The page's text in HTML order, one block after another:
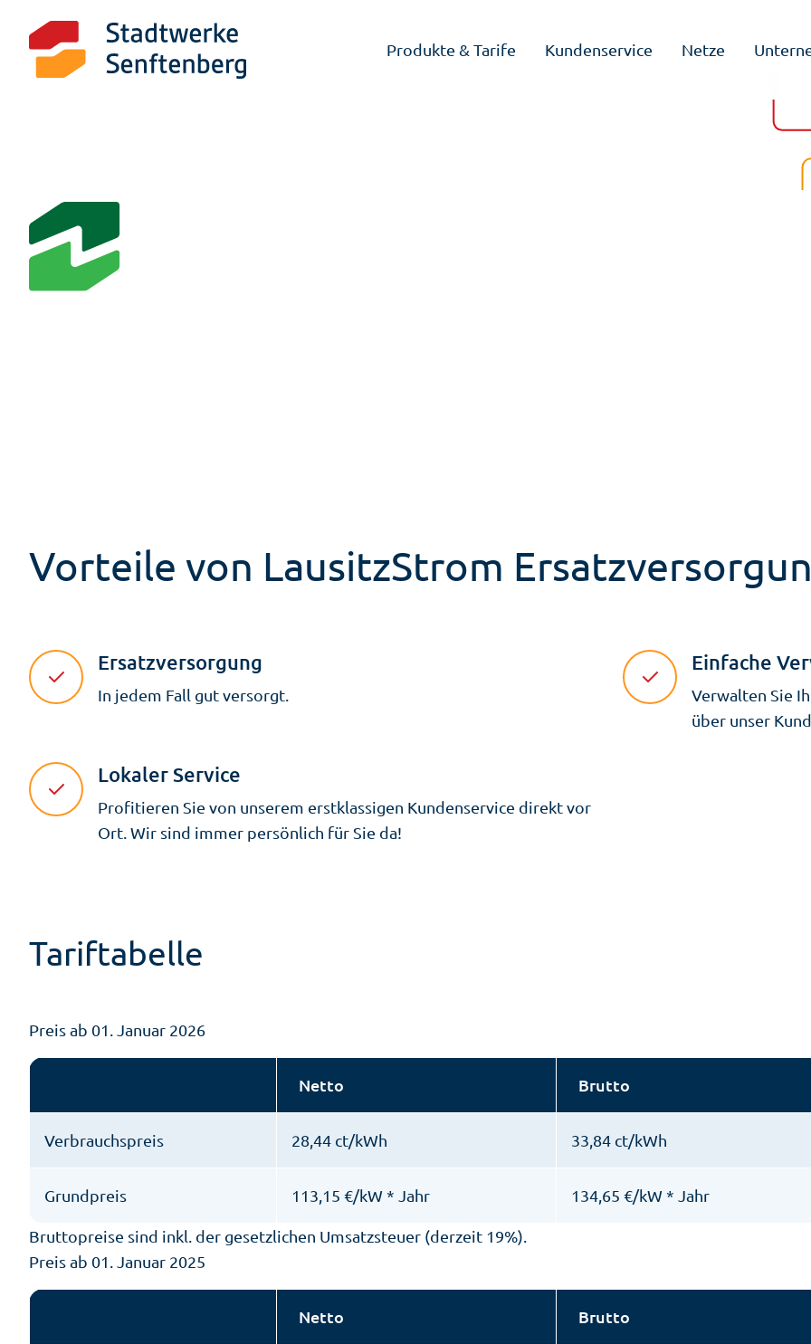
Produkte & Tarife Kundenservice Netze
Vorteile von LausitzStrom
Ersatzversorgung
In jedem Fall gut versorgt.
Einfache
Verwalten Sie
über unser
Lokaler Service
Profitieren Sie von unserem erstklassigen Kundenservice direkt vor
Ort. Wir sind immer persönlich für Sie da!
Tariftabelle
Preis ab 01. Januar 2026
Netto Brutto
Verbrauchspreis 28,44 ct/kWh 33,84 ct/kWh
Grundpreis 113,15 €/kW * Jahr 134,65 €/kW * Jahr
Bruttopreise sind inkl. der gesetzlichen Umsatzsteuer (derzeit 19%).
Preis ab 01. Januar 2025
Netto Brutto